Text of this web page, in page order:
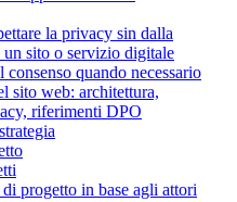
la privacy sin dalla
sito o servizio digitale
quando necessario
sito web: architettura,
riferimenti DPO
progetto in base agli attori